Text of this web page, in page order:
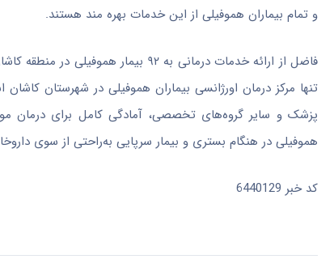
و تمام بیماران هموفیلی از این خدمات بهره مند هستند.
فاضل از ارائه خدمات درمانی به ۹۲
تنها مرکز درمان اورژانسی بیماران هموفیلی در شهرستان
پزشک و سایر گروه‌های تخصصی، آمادگی کامل برای درمان
هموفیلی در هنگام بستری و بیمار سرپایی به‌راحتی از سوی
کد خبر 6440129